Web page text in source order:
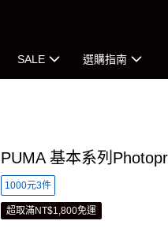
SALE 選購指南
PUMA 基本系列
1000元3件
超取滿NT$1,800免運